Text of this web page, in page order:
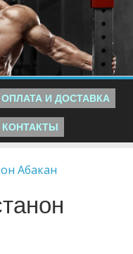
ОПЛАТА И ДОСТАВКА
КОНТАКТЫ
Абакан